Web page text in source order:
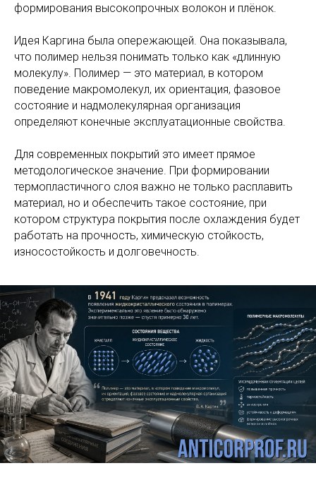
формирования высокопрочных волокон и плёнок.
Идея Каргина была опережающей. Она показывала,
что полимер нельзя понимать только как «длинную
молекулу». Полимер — это материал, в котором
поведение макромолекул, их ориентация, фазовое
состояние и надмолекулярная организация
определяют конечные эксплуатационные свойства.
Для современных покрытий это имеет прямое
методологическое значение. При формировании
термопластичного слоя важно не только расплавить
материал, но и обеспечить такое состояние, при
котором структура покрытия после охлаждения будет
работать на прочность, химическую стойкость,
износостойкость и долговечность.